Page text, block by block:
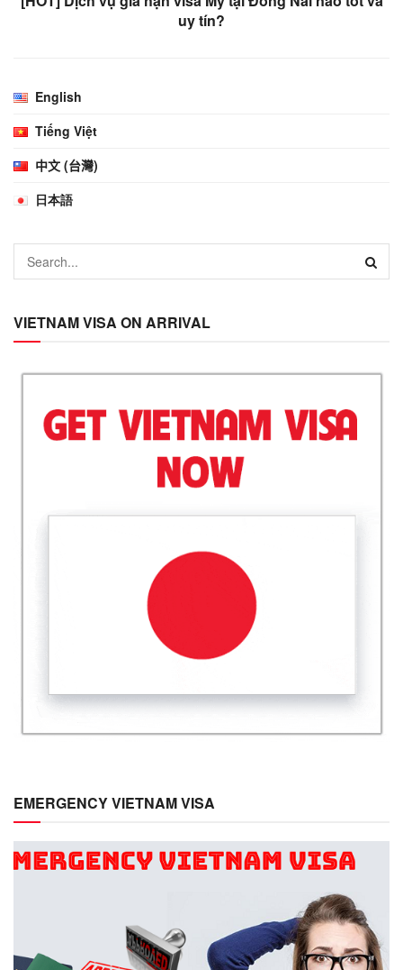
uy tín?
English
Tiếng Việt
中文 (台灣)
日本語
VIETNAM VISA ON ARRIVAL
EMERGENCY VIETNAM VISA